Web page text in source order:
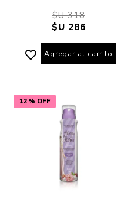
$U 318
$U 286
Agregar al carrito
12% OFF